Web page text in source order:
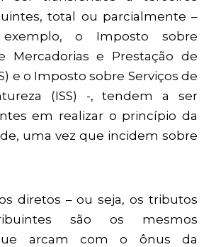
total ou parcialmente –
o Imposto sobre
Mercadorias e Prestação de
e o Imposto sobre Serviços de
(ISS) -, tendem a ser
em realizar o princípio da
uma vez que incidem sobre
diretos – ou seja, os tributos
são os mesmos
arcam com o ônus da